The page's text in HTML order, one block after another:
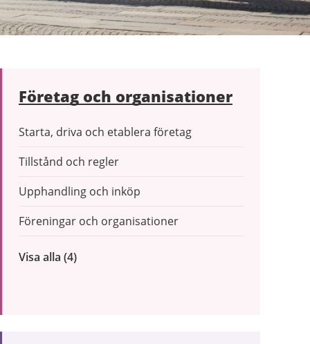
Företag och organisationer
Starta, driva och etablera företag
Tillstånd och regler
Upphandling och inköp
Föreningar och organisationer
Visa alla inom
(4)